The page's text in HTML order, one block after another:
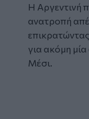
Η Αργεντινή
ανατροπή
για ακόμη
Μέσι.